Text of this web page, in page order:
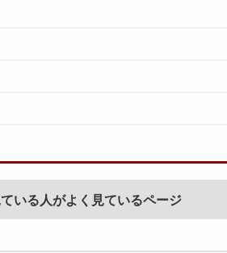
いる人がよく見ているページ